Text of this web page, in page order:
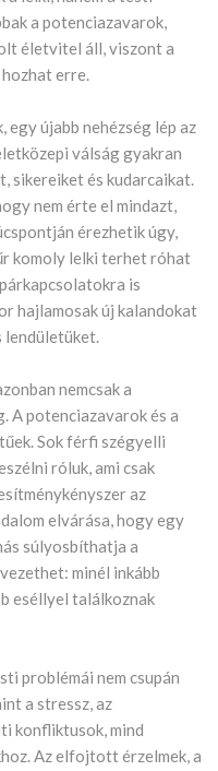
a potenciazavarok,
életvitel áll, viszont a
erre.
újabb nehézség lép az
válság gyakran
sikereiket és kudarcaikat.
nem érte el mindazt,
érezhetik úgy,
komoly lelki terhet róhat
is
hajlamosak új kalandokat
lendületüket.
nemcsak a
A potenciazavarok és a
Sok férfi szégyelli
róluk, ami csak
az
elvárása, hogy egy
súlyosbíthatja a
minél inkább
eséllyel találkoznak
problémái nem csupán
a stressz, az
konfliktusok, mind
Az elfojtott érzelmek, a